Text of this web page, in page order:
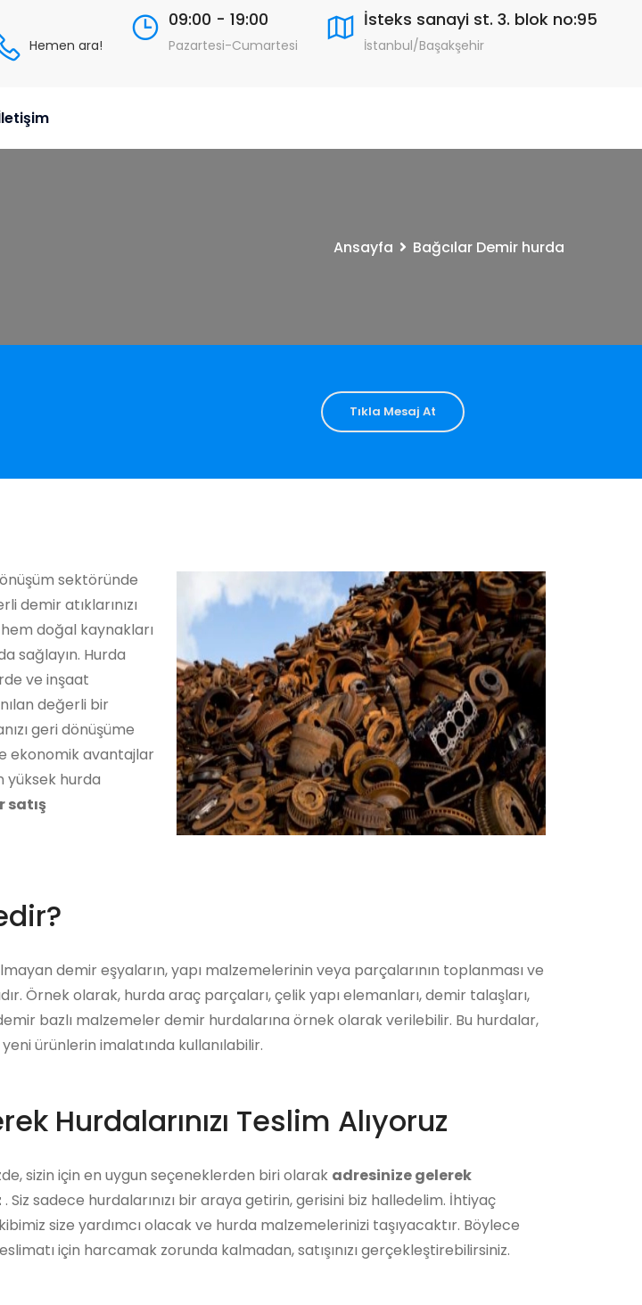
Hemen ara!
09:00 - 19:00
Pazartesi-Cumartesi
İsteks sanayi st. 3. blok no:95
İstanbul/Başakşehir
Ansayfa Bağcılar Demir hurda
Tıkla Mesaj At
sektöründe
demir atıklarınızı
doğal kaynakları
sağlayın. Hurda
ve inşaat
değerli bir
geri dönüşüme
ekonomik avantajlar
yüksek hurda
satış
demir eşyaların, yapı malzemelerinin veya parçalarının toplanması ve
Örnek olarak, hurda araç parçaları, çelik yapı elemanları, demir talaşları,
bazlı malzemeler demir hurdalarına örnek olarak verilebilir. Bu hurdalar,
ürünlerin imalatında kullanılabilir.
Hurdalarınızı Teslim Alıyoruz
sizin için en uygun seçeneklerden biri olarak adresinize gelerek
. Siz sadece hurdalarınızı bir araya getirin, gerisini biz halledelim. İhtiyaç
size yardımcı olacak ve hurda malzemelerinizi taşıyacaktır. Böylece
için harcamak zorunda kalmadan, satışınızı gerçekleştirebilirsiniz.